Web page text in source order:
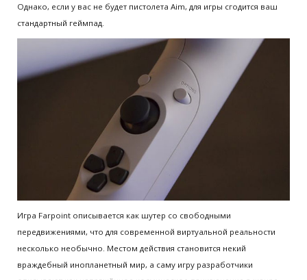
Однако, если у вас не будет пистолета Aim, для игры сгодится ваш
стандартный геймпад.
Игра Farpoint описывается как шутер со свободными
передвижениями, что для современной виртуальной реальности
несколько необычно. Местом действия становится некий
враждебный инопланетный мир, а саму игру разработчики